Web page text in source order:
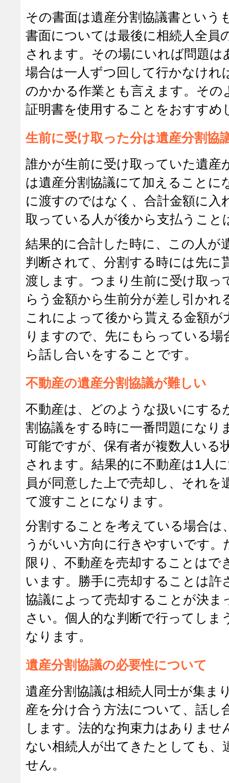
その書面は遺産分割協議書という
書面については最後に相続人全員
されます。その場にいれば問題
場合は一人ずつ回して行かなけれ
のかかる作業とも言えます。その
証明書を使用することをおすすめ
生前に受け取った分は遺産分割協
誰かが生前に受け取っていた遺産
は遺産分割協議にて加えることに
に渡すのではなく、合計金額に入
取っている人が後から支払うこと
結果的に合計した時に、この人が
判断されて、分割する時には先に
渡します。つまり生前に受け取っ
らう金額から生前分が差し引かれ
これによって後から貰える金額が
りますので、先にもらっている
ら話し合いをすることです。
不動産の遺産分割協議が難しい
不動産は、どのような扱いにする
割協議をする時に一番問題になり
可能ですが、保有者が複数人いる
されます。結果的に不動産は1人
員が同意した上で売却し、それを
て渡すことになります。
分割することを考えている場合は
うがいい方向に行きやすいです。
限り、不動産を売却することはで
います。勝手に売却することは許
協議によって売却することが決ま
さい。個人的な判断で行ってしま
なります。
遺産分割協議の必要性について
遺産分割協議は相続人同士が集ま
産を分け合う方法について、話し
します。法的な拘束力はありませ
ない相続人が出てきたとしても、
せん。